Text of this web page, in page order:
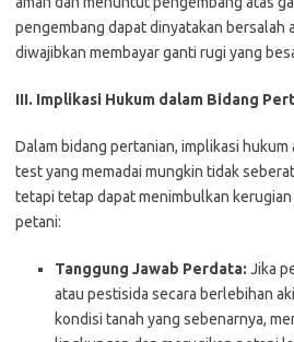
pengembang dapat dinyatakan bersalah
diwajibkan membayar ganti rugi yang
III. Implikasi Hukum dalam Bidang
Dalam bidang pertanian, implikasi
test yang memadai mungkin tidak
tetapi tetap dapat menimbulkan
petani:
Tanggung Jawab Perdata: Jika
atau pestisida secara berlebihan
kondisi tanah yang sebenarnya,